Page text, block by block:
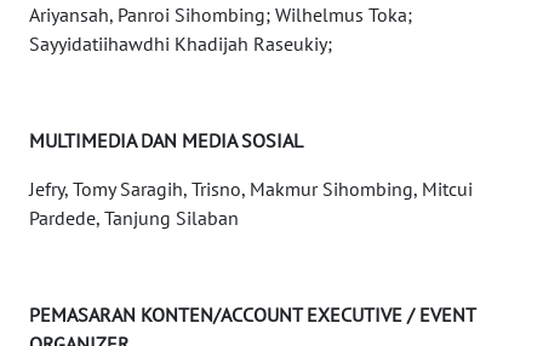
Ariyansah, Panroi Sihombing; Wilhelmus Toka;
Sayyidatiihawdhi Khadijah Raseukiy;
MULTIMEDIA DAN MEDIA SOSIAL
Jefry, Tomy Saragih, Trisno, Makmur Sihombing, Mitcui
Pardede, Tanjung Silaban
PEMASARAN KONTEN/ACCOUNT EXECUTIVE / EVENT
WN
WN
BENGKULU
WN
WN
JATENG